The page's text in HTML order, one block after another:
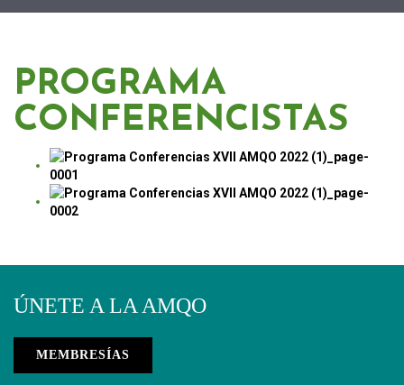
PROGRAMA
CONFERENCISTAS
ÚNETE A LA AMQO
MEMBRESÍAS